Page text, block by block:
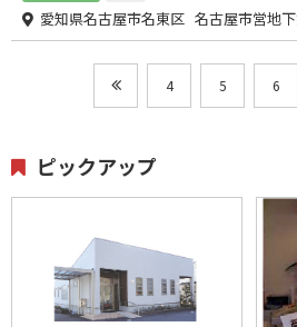
愛知県名古屋市名東区 名古屋市営地
4 5 6
ピックアップ